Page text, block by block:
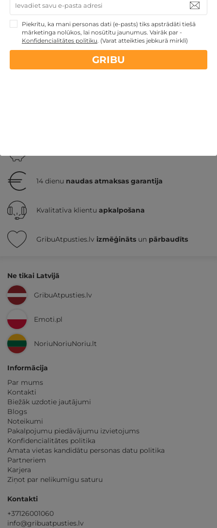
no212€
Par 2 naktīm GRIBU
Derīgs arī VASARĀ
14 dienu naudas atmaksas garantija
Kvalitatīva klientu apkalpošana
GribuAtpusties.lv izmēģināts un pārbaudīts
Ne tikai Latvijā
GribuAtpusties.lv
Emoti.pl
NoriuNoriuNoriu.lt
Informācija
Par mums
Kontakti
Biežāk uzdotie jautājumi
Blogs
Noteikumi
Pakalpojumu piedāvājumu izvietojums
Konfidencialitātes politika
Amata vietas kandidātu personas datu politika
Partneriem
Karjera
Ziņot par nelikumīgu saturu
Kontakti
+37126001060
info@gribuatpusties.lv
Piekrītu, ka mani personas dati (e-pasts) tiks apstrādāti tiešā
mārketinga nolūkos, lai nosūtītu jaunumus. Vairāk par -
Konfidencialitātes politiku. (Varat atteikties jebkurā mirklī)
GRIBU